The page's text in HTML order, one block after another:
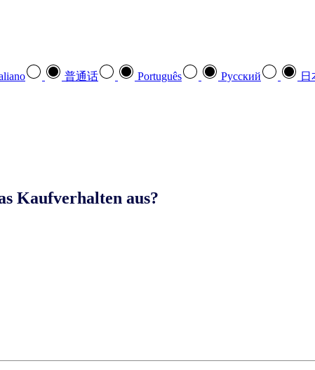
普通话 Português Pусский 日
Kaufverhalten aus?